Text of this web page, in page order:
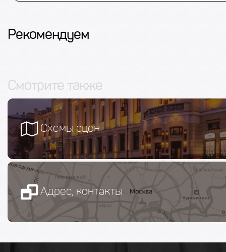
Рекомендуем
Смотрите также
Схемы сцен
Адрес, контакты